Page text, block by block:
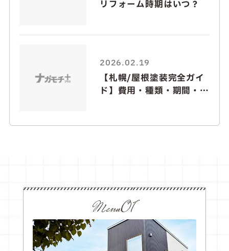
リフォーム時期はいつ？
2026.02.19
【札幌/屋根塗装完全ガイ
ド】費用・種類・期間・ト
Menu01